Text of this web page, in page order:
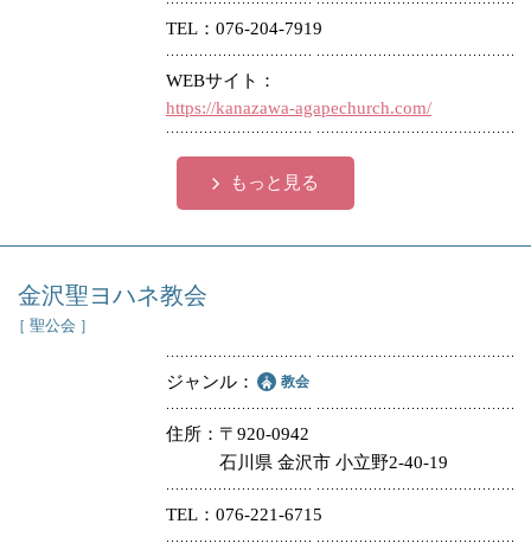
TEL 076-204-7919
WEBサイト
https://kanazawa-agapechurch.com/
もっと見る
金沢聖ヨハネ教会
［ 聖公会 ］
ジャンル 教会
住所
〒920-0942
石川県 金沢市 小立野2-40-19
TEL 076-221-6715